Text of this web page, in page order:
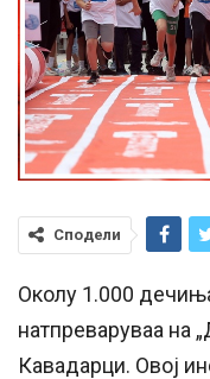
Сподели
Околу 1.000
натпреваруваа на
Кавадарци. Овој